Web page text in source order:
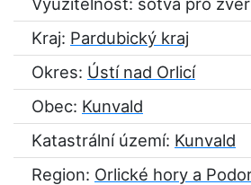
Kraj: Pardubický kraj
Okres: Ústí nad Orlicí
Obec: Kunvald
Katastrální území: Kunvald
Region: Orlické hory a